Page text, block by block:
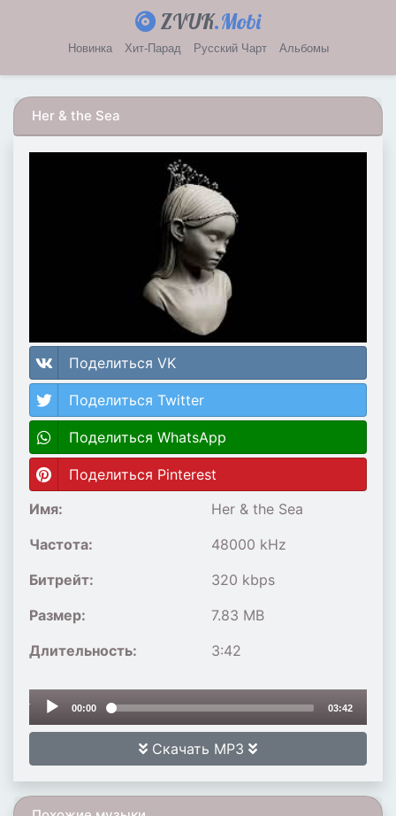
ZVUK.Mobi
Новинка Хит-Парад Русский Чарт Альбомы
Her & the Sea
Поделиться VK
Поделиться Twitter
Поделиться WhatsApp
Поделиться Pinterest
Имя:
Частота:
Битрейт:
Размер:
Длительность:
Her & the Sea
48000 kHz
320 kbps
7.83 MB
3:42
Audio
00:00 03:42
Скачать MP3